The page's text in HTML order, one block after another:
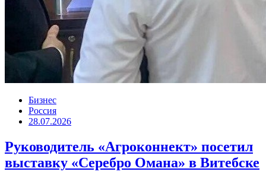
Бизнес
Россия
28.07.2026
Руководитель «Агроконнект» посетил
выставку «Серебро Омана» в Витебске